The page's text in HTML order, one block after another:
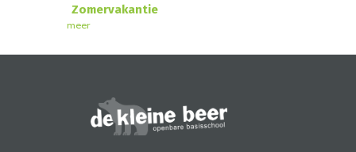
Zomervakantie
meer